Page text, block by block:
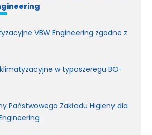
VBW Engineering zgodne z
w typoszeregu BO-
Państwowego Zakładu Higieny dla